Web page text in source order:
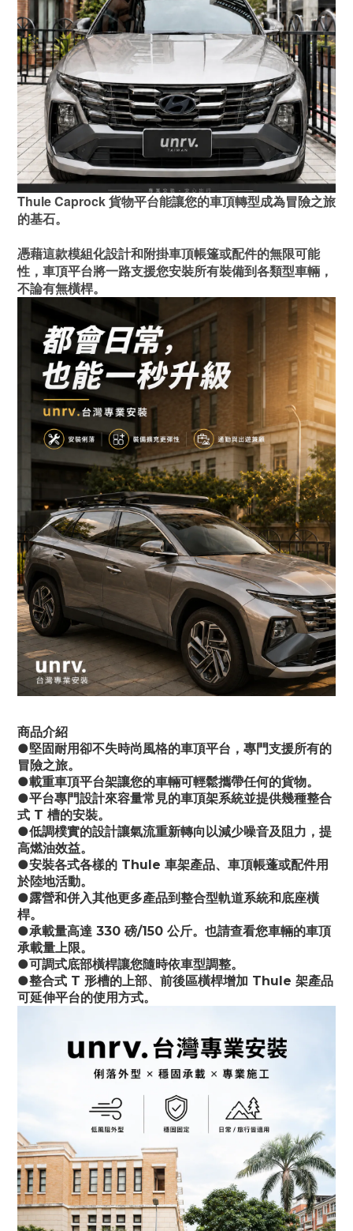
Thule Caprock 貨物平台能讓您的車頂轉型成為冒險之旅
的基石。
憑藉這款模組化設計和附掛車頂帳篷或配件的無限可能
性，車頂平台將一路支援您安裝所有裝備到各類型車輛，
不論有無橫桿。
商品介紹
●堅固耐用卻不失時尚風格的車頂平台，專門支援所有的
冒險之旅。
●載重車頂平台架讓您的車輛可輕鬆攜帶任何的貨物。
●平台專門設計來容量常見的車頂架系統並提供幾種整合
式 T 槽的安裝。
●低調樸實的設計讓氣流重新轉向以減少噪音及阻力，提
高燃油效益。
●安裝各式各樣的 Thule 車架產品、車頂帳蓬或配件用
於陸地活動。
●露營和併入其他更多產品到整合型軌道系統和底座橫
桿。
●承載量高達 330 磅/150 公斤。也請查看您車輛的車頂
承載量上限。
●可調式底部橫桿讓您隨時依車型調整。
●整合式 T 形槽的上部、前後區橫桿增加 Thule 架產品
可延伸平台的使用方式。